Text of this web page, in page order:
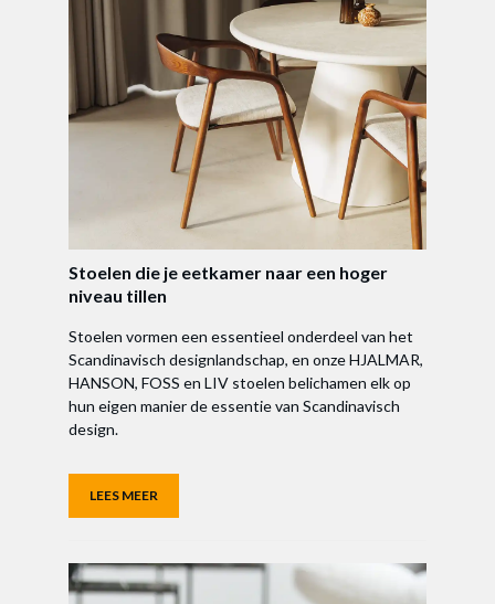
Stoelen die je eetkamer naar een hoger
niveau tillen
Stoelen vormen een essentieel onderdeel van het
Scandinavisch designlandschap, en onze HJALMAR,
HANSON, FOSS en LIV stoelen belichamen elk op
hun eigen manier de essentie van Scandinavisch
design.
LEES MEER